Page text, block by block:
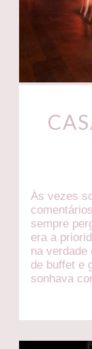
Às vezes
sempre
era a
na
de buffet e
sonhava